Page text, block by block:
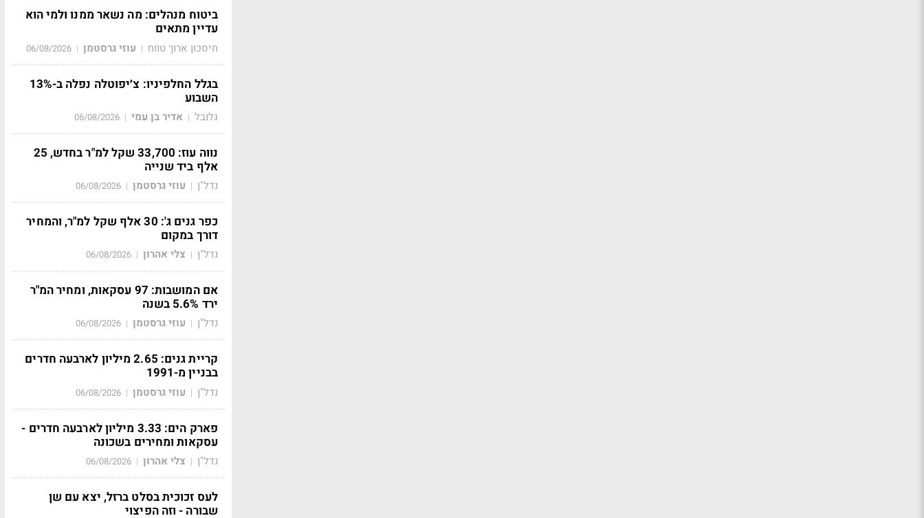
ביטוח מנהלים: מה נשאר ממנו ולמי הוא
עדיין מתאים
חיסכון ארוך טווח | עוזי גרסטמן |
06/08/2026
בגלל החלפיניו: צ׳יפוטלה נפלה ב-13%
השבוע
גלובל | אדיר בן עמי |
06/08/2026
נווה עוז: 33,700 שקל למ"ר בחדש, 25
אלף ביד שנייה
נדל"ן | עוזי גרסטמן |
06/08/2026
כפר גנים ג': 30 אלף שקל למ"ר, והמחיר
דורך במקום
נדל"ן | צלי אהרון |
06/08/2026
אם המושבות: 97 עסקאות, ומחיר המ"ר
ירד 5.6% בשנה
נדל"ן | עוזי גרסטמן |
06/08/2026
קריית גנים: 2.65 מיליון לארבעה חדרים
בבניין מ-1991
נדל"ן | עוזי גרסטמן |
06/08/2026
פארק הים: 3.33 מיליון לארבעה חדרים -
עסקאות ומחירים בשכונה
נדל"ן | צלי אהרון |
06/08/2026
לעס זכוכית בסלט ברזל, יצא עם שן
שבורה - וזה הפיצוי